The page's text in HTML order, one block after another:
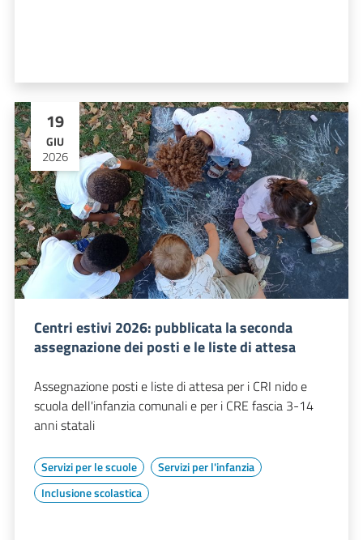
19
GIU
2026
Centri estivi 2026: pubblicata la seconda
assegnazione dei posti e le liste di attesa
Assegnazione posti e liste di attesa per i CRI nido e
scuola dell'infanzia comunali e per i CRE fascia 3-14
anni statali
Servizi per le scuole
Servizi per l'infanzia
Inclusione scolastica